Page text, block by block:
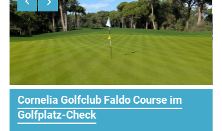
Cornelia Golfclub Faldo Course im
Golfplatz-Check